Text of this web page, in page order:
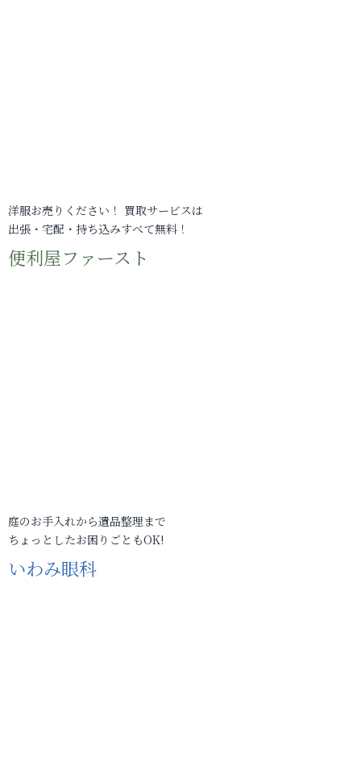
洋服お売りください！ 買取サービスは
出張・宅配・持ち込みすべて無料！
便利屋ファースト
庭のお手入れから遺品整理まで
ちょっとしたお困りごともOK!
いわみ眼科